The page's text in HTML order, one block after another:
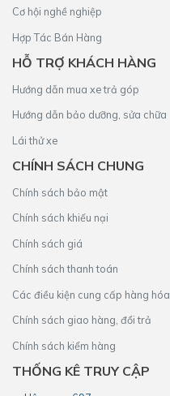
Cơ hội nghề nghiệp
Hợp Tác Bán Hàng
HỖ TRỢ KHÁCH HÀNG
Hướng dẫn mua xe trả góp
Hướng dẫn bảo dưỡng, sửa chữa
Lái thử xe
CHÍNH SÁCH CHUNG
Chính sách bảo mật
Chính sách khiếu nại
Chính sách giá
Chính sách thanh toán
Các điều kiện cung cấp hàng hóa
Chính sách giao hàng, đổi trả
Chính sách kiểm hàng
THỐNG KÊ TRUY CẬP